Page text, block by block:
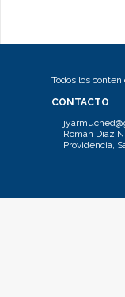
Todos los
CONTACTO
Román Díaz
Providencia,